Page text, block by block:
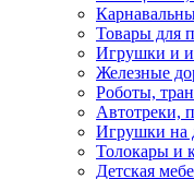
Товары для
Игрушки и
Железные
Роботы,
Автотреки,
Игрушки на
Толокары и
Детская